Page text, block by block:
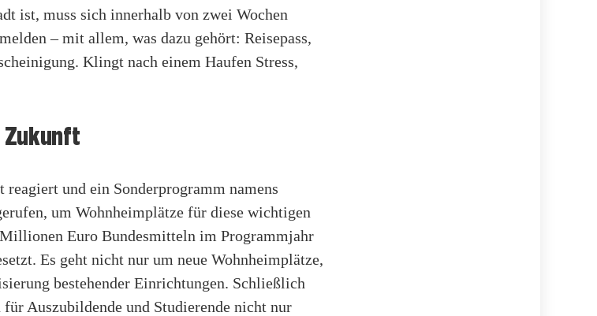
ist, muss sich innerhalb von zwei Wochen
– mit allem, was dazu gehört: Reisepass,
Klingt nach einem Haufen Stress,
Zukunft
reagiert und ein Sonderprogramm namens
um Wohnheimplätze für diese wichtigen
Euro Bundesmitteln im Programmjahr
Es geht nicht nur um neue Wohnheimplätze,
bestehender Einrichtungen. Schließlich
für Auszubildende und Studierende nicht nur